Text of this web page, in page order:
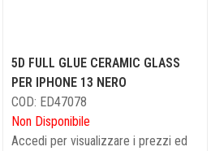
5D FULL GLUE CERAMIC GLASS
PER IPHONE 13 NERO
COD: ED47078
Non Disponibile
Accedi per visualizzare i prezzi ed